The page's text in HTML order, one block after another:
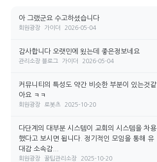
아 그랬군요 수고하셨습니다
회원광장 가이더 2026-05-04
감사합니다 오랫민에 욌는데 좋은정보네요
관리소장 블로그 가이더 2026-05-04
커뮤니티의 특성도 약간 비슷한 부분이 있는것같
아요 ㅋㅋ
회원광장 로봇츠 2025-10-20
다단계의 대부분 시스템이 교회의 시스템을 차용
했다고 보시면 됩니다. 정기적인 모임을 통해 유
대감 소속감...
회원광장 꿀팁관리소장 2025-10-20